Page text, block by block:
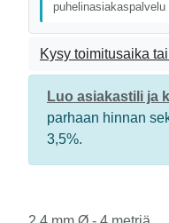
puhelinasiakaspalvelu
Kysy toimitusaika
Luo asiakastili ja
parhaan hinnan
3,5%.